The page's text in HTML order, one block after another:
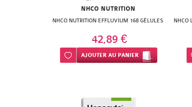
NHCO NUTRITION
NHCO NUTRITION EFFLUVIUM 168 GÉLULES
42,89 €
Ajouter à ma liste d’envie
AJOUTER AU PANIER
NHCO